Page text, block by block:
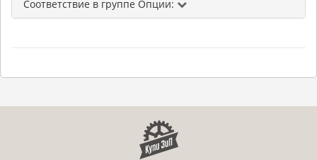
Соответствие в группе Опции: